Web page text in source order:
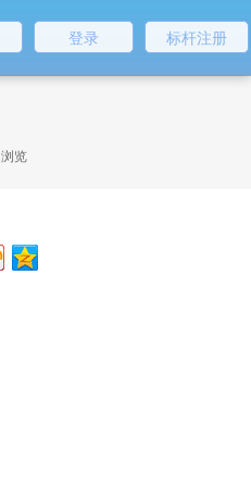
标杆注册
登录
浏览